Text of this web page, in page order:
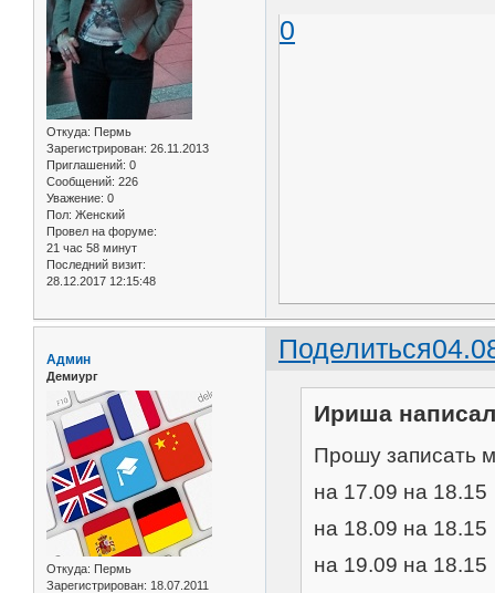
Откуда: Пермь
Зарегистрирован: 26.11.2013
Приглашений: 0
Сообщений: 226
Уважение: 0
Пол: Женский
Провел на форуме:
21 час 58 минут
Последний визит:
28.12.2017 12:15:48
0
Поделиться
Админ
Демиург
Откуда: Пермь
Зарегистрирован: 18.07.2011
Ириша
Прошу записать
на 17.09 на 18.15
на 18.09 на 18.15
на 19.09 на 18.15